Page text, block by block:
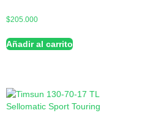
$205.000
Añadir al carrito